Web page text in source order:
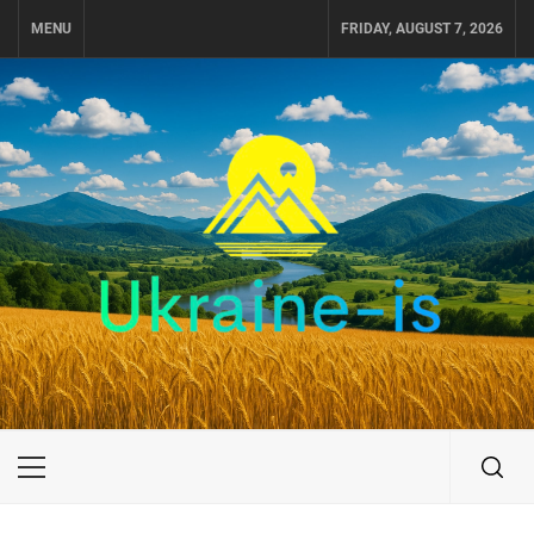
MENU FRIDAY, AUGUST 7, 2026
UKRAINE-IS
ПУТЕШЕСТВИЕ ПО УКРАИНЕ
Primary